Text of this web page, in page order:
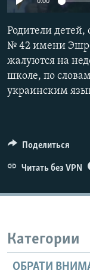
ПОБЕДИТЕЛЕЙ НЕ
УКРАИНСКАЯ
ПРИСОЕДИНЯЙТЕСЬ!
Все сайты
Родители
№ 42 имени
жалуются на
школе, по
украинским
Поделиться
Читать без VPN
Категории
ОБРАТИ